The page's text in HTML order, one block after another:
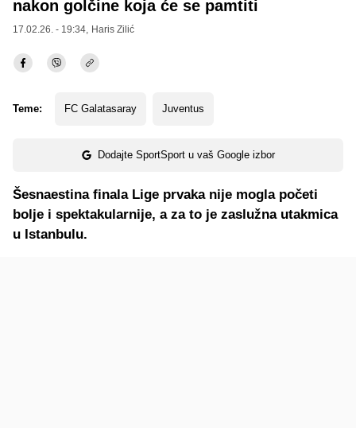
nakon golčine koja će se pamtiti
17.02.26. - 19:34, Haris Zilić
Teme: FC Galatasaray Juventus
Dodajte SportSport u vaš Google izbor
Šesnaestina finala Lige prvaka nije mogla početi
bolje i spektakularnije, a za to je zaslužna utakmica
u Istanbulu.